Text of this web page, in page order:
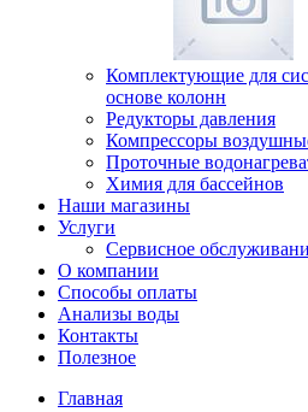
Комплектующие для
основе колонн
Редукторы давления
Компрессоры
Проточные
Химия для бассейнов
Наши магазины
Услуги
Сервисное
О компании
Способы оплаты
Анализы воды
Контакты
Полезное
Главная